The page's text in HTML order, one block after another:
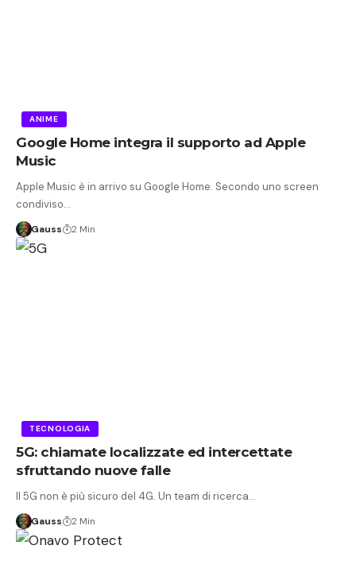
ANIME
Google Home integra il supporto ad Apple
Music
Apple Music è in arrivo su Google Home. Secondo uno screen
condiviso…
Gauss 2 Min
TECNOLOGIA
5G: chiamate localizzate ed intercettate
sfruttando nuove falle
Il 5G non è più sicuro del 4G. Un team di ricerca…
Gauss 2 Min